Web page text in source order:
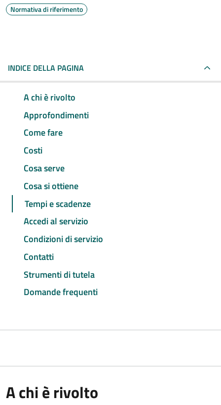
Normativa di riferimento
INDICE DELLA PAGINA
A chi è rivolto
Approfondimenti
Come fare
Costi
Cosa serve
Cosa si ottiene
Tempi e scadenze
Accedi al servizio
Condizioni di servizio
Contatti
Strumenti di tutela
Domande frequenti
A chi è rivolto